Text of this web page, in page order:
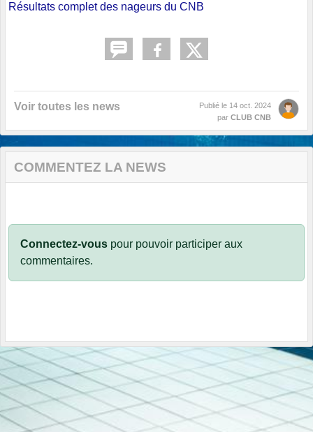
Résultats complet des nageurs du CNB
Voir toutes les news Publié le 14 oct. 2024
par CLUB CNB
COMMENTEZ LA NEWS
Connectez-vous pour pouvoir participer aux
commentaires.